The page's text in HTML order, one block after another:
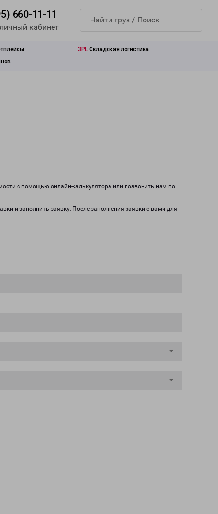
660-11-11
кабинет
3PL Складская логистика
с помощью онлайн-калькулятора или позвонить нам по
и заполнить заявку. После заполнения заявки с вами для